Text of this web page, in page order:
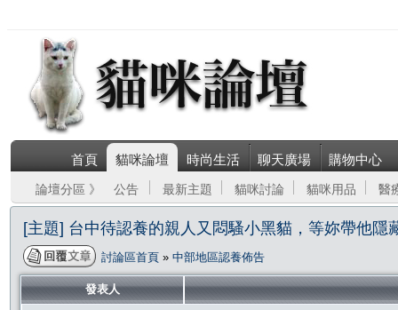
首頁 貓咪論壇 時尚生活 聊天廣場 購物中心
論壇分區 》 公告 最新主題 貓咪討論 貓咪用品 醫
[主題] 台中待認養的親人又悶騷小黑貓，等妳帶他隱
討論區首頁 » 中部地區認養佈告
發表人